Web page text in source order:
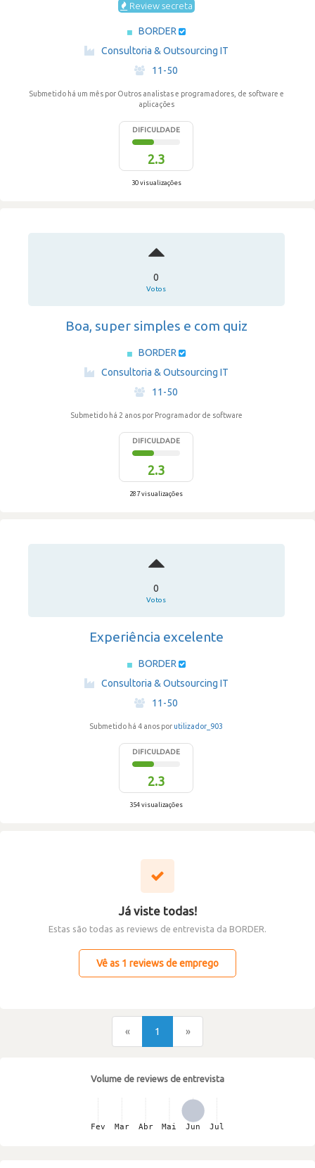
Review secreta
BORDER
·
Consultoria & Outsourcing IT
·
11-50
Submetido há um mês por Outros analistas e programadores, de software e
aplicações
DIFICULDADE
2.3
30 visualizações
0
Votos
Boa, super simples e com quiz
BORDER
·
Consultoria & Outsourcing IT
·
11-50
Submetido há 2 anos por Programador de software
DIFICULDADE
2.3
287 visualizações
0
Votos
Experiência excelente
BORDER
·
Consultoria & Outsourcing IT
·
11-50
Submetido há 4 anos por utilizador_903
DIFICULDADE
2.3
354 visualizações
Já viste todas!
Estas são todas as reviews de entrevista da BORDER.
Vê as 1 reviews de emprego
« 1 »
Volume de reviews de entrevista